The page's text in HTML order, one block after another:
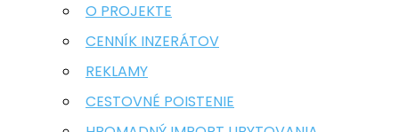
O PROJEKTE
CENNÍK INZERÁTOV
REKLAMY
CESTOVNÉ POISTENIE